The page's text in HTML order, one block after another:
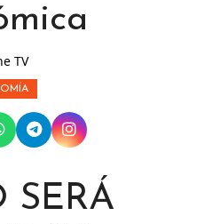
TV
SERÁ